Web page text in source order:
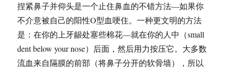
捏紧鼻子并仰头是一个止住鼻血的不错方法—如果你
不介意被自己的阳性O型血哽住。一种更文明的方法
是：在你的上牙龈处塞些棉花—就在你的人中（small
dent below your nose）后面，然后用力按压它。大多数
流血来自隔膜的前部（将鼻子分开的软骨墙），所以